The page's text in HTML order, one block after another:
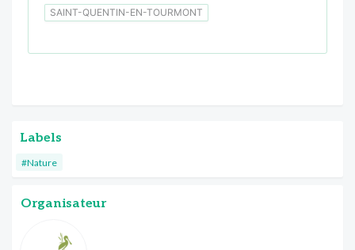
SAINT-QUENTIN-EN-TOURMONT
Labels
#Nature
Organisateur